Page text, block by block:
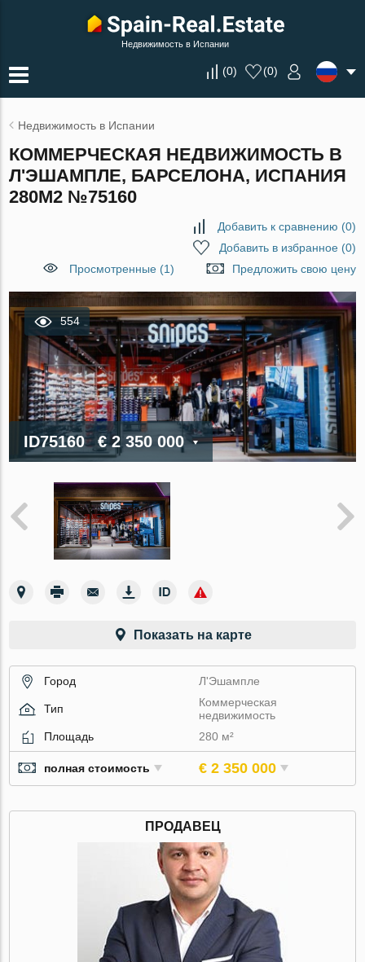
Недвижимость в Испании
(0) (0)
Недвижимость в Испании
КОММЕРЧЕСКАЯ НЕДВИЖИМОСТЬ В
Л'ЭШАМПЛЕ, БАРСЕЛОНА, ИСПАНИЯ
280М2 №75160
Добавить к сравнению (0)
Добавить в избранное(0)
Просмотренные (1)
Предложить свою цену
554
ID75160 € 2 350 000
Показать на карте
Город Л'Эшампле
Тип
Коммерческая
недвижимость
Площадь
280 м²
полная стоимость € 2 350 000
ПРОДАВЕЦ